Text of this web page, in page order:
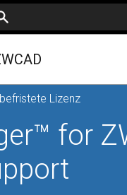
Lizenz
for